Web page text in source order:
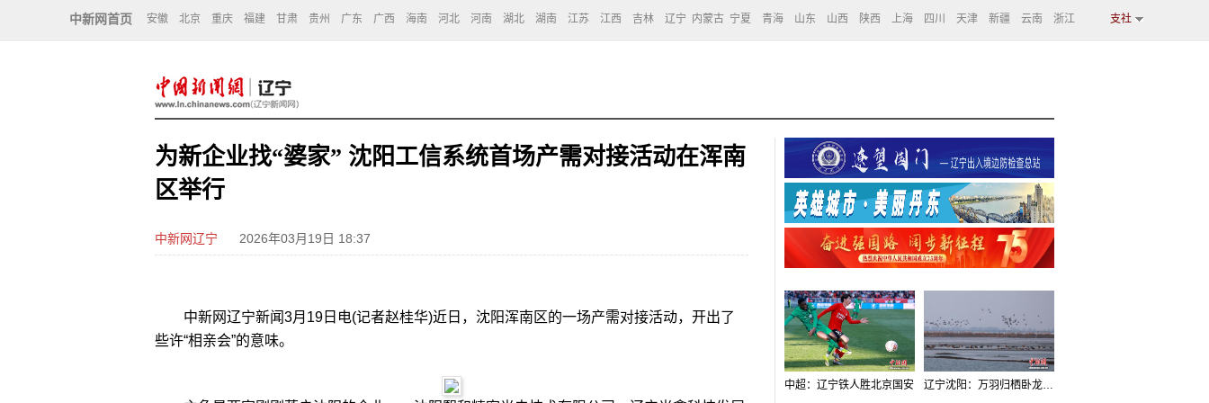
中新网首页 安徽 北京 重庆 福建 甘肃 贵州 广东 广西 海南 河北 河南 湖北 湖南 江苏 江西 吉林 辽宁 内蒙古 宁夏 青海 山东 山西 陕西 上海 四川 天津 新疆 云南 浙江 支社
为新企业找“婆家” 沈阳工信系统首场产需对接活动在浑南
区举行
中新网辽宁 2026年03月19日 18:37
中新网辽宁新闻3月19日电(记者赵桂华)近日，沈阳浑南区的一场产需对接活动，开出了
些许“相亲会”的意味。
中超：辽宁铁人胜北京国安 辽宁沈阳：万羽归栖卧龙湖看群鸟齐飞